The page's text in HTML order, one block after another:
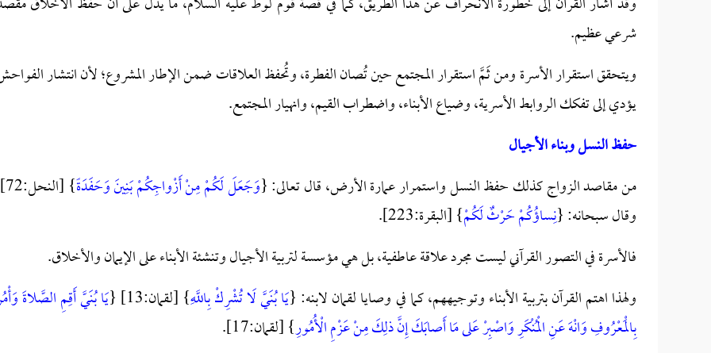
شرعي عظيم.
ويتحقق استقرار الأسرة ومن ثَمَّ استقرار المجتمع حين تُصان الفطرة، وتُحفظ العلاقات ضمن الإطار المشروع؛ لأن انتشار
يؤدي إلى تفكك الروابط الأسرية، وضياع الأبناء، واضطراب القيم، وانهيار المجتمع.
حفظ النسل وبناء الأجيال
من مقاصد الزواج كذلك حفظ النسل واستمرار عمارة الأرض، قال تعالى: {وَجَعَلَ لَكُمْ مِنْ أَزْواجِكُمْ بَنِينَ وَحَفَدَةً
}
وقال سبحانه: {نِساؤُكُمْ حَرْثٌ لَكُمْ} [البقرة:223].
فالأسرة في التصور القرآني ليست مجرد علاقة عاطفية، بل هي مؤسسة لتربية الأجيال وتنشئة الأبناء على الإيمان والأخلاق.
ولهذا اهتم القرآن بتربية الأبناء وتوجيههم، كما في وصايا لقمان لابنه: {يَا بُنَيَّ لَا تُشْرِكْ بِاللَّهِ} [لقمان:13] {
يَا بُنَيَّ أَقِمِ الصَّلاةَ
بِالْمَعْرُوفِ وَانْهَ عَنِ الْمُنْكَرِ وَاصْبِرْ عَلى مَا أَصابَكَ إِنَّ ذلِكَ مِنْ عَزْمِ الْأُمُورِ} [لقمان:17].